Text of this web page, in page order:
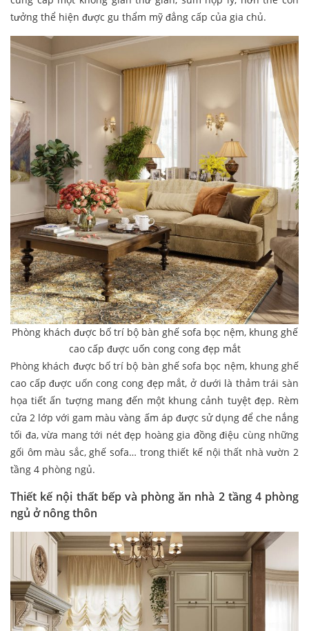
tưởng thể hiện được gu thẩm mỹ đẳng cấp của gia chủ.
Phòng khách được bố trí bộ bàn ghế sofa bọc nệm, khung ghế
cao cấp được uốn cong cong đẹp mắt
Phòng khách được bố trí bộ bàn ghế sofa bọc nệm, khung ghế
cao cấp được uốn cong cong đẹp mắt, ở dưới là thảm trái sàn
họa tiết ấn tượng mang đến một khung cảnh tuyệt đẹp. Rèm
cửa 2 lớp với gam màu vàng ấm áp được sử dụng để che nắng
tối đa, vừa mang tới nét đẹp hoàng gia đồng điệu cùng những
gối ôm màu sắc, ghế sofa… trong thiết kế nội thất nhà vườn 2
tầng 4 phòng ngủ.
Thiết kế nội thất bếp và phòng ăn nhà 2 tầng 4 phòng
ngủ ở nông thôn